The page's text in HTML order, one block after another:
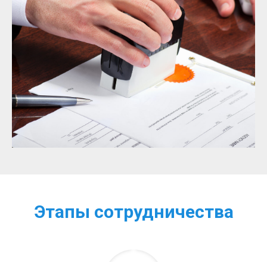
Этапы сотрудничества